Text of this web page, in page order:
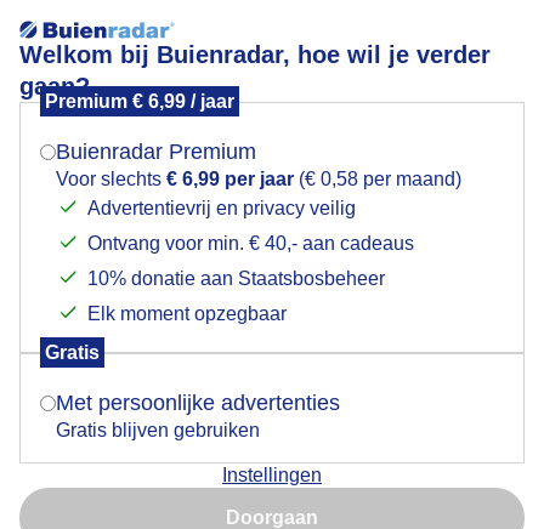
Welkom bij Buienradar, hoe wil je verder
gaan?
Premium € 6,99 / jaar
Buienradar Premium
Voor slechts € 6,99 per jaar (€ 0,58 per maand)
Advertentievrij en privacy veilig
Ontvang voor min. € 40,- aan cadeaus
10% donatie aan Staatsbosbeheer
Elk moment opzegbaar
Gratis
Met persoonlijke advertenties
Gratis blijven gebruiken
Instellingen
Doorgaan
Burger Windpark De Kookepan
plaatsing turbines
Mogen we je locatie gebruiken voor het
Indien je hier nog geen akkoord op hebt gegeven,
verschijnt er zo een pop-up uit je browser waarin
Is goed, toon de popup
Nu niet, misschien later